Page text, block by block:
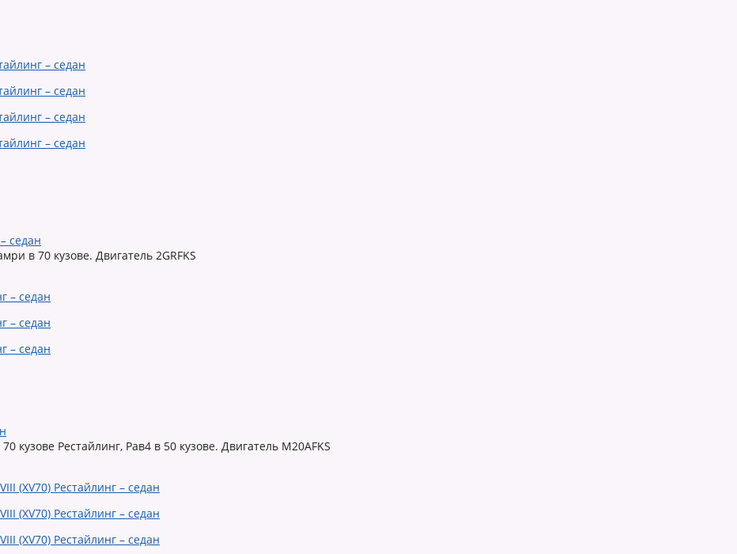
седан
в 70 кузове. Двигатель 2GRFKS
кузове Рестайлинг, Рав4 в 50 кузове. Двигатель M20AFKS